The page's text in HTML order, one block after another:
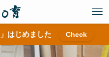
はじめました Check